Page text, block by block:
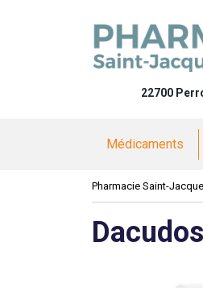
22700
Médicaments
Pharmacie Saint-